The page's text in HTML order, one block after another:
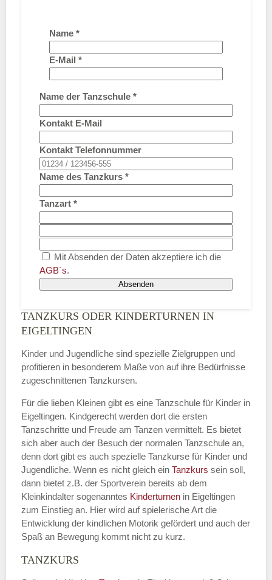
Name *
E-Mail *
Name der Tanzschule *
Kontakt E-Mail
Kontakt Telefonnummer
Name des Tanzkurs *
Tanzart *
Mit Absenden der Daten akzeptiere ich die
AGB`s.
Absenden
TANZKURS ODER KINDERTURNEN IN
EIGELTINGEN
Kinder und Jugendliche sind spezielle Zielgruppen und
profitieren in besonderem Maße von auf ihre Bedürfnisse
zugeschnittenen Tanzkursen.
Für die lieben Kleinen gibt es eine Tanzschule für Kinder in
Eigeltingen. Kindgerecht werden dort die ersten
Tanzschritte und Freude am Tanzen vermittelt. Es bietet
sich aber auch der Besuch der normalen Tanzschule an,
denn dort gibt es auch spezielle Tanzkurse für Kinder und
Jugendliche. Wenn es nicht gleich ein Tanzkurs sein soll,
dann bietet z.B. der Sportverein bereits ab dem
Kleinkindalter sogenanntes Kinderturnen in Eigeltingen
zum Einstieg an. Hier wird auf spielerische Art die
Entwicklung der kindlichen Motorik gefördert und auch der
Spaß an Bewegung kommt nicht zu kurz.
TANZKURS